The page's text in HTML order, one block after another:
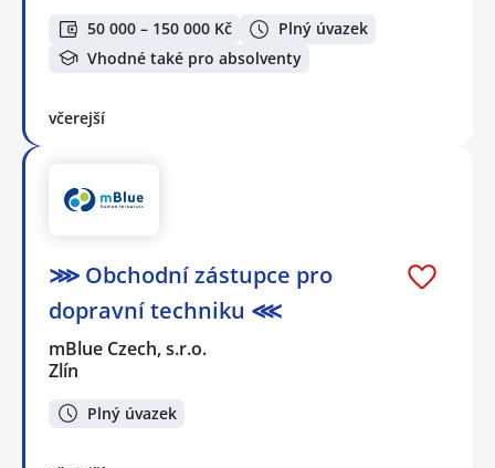
50 000 – 150 000 Kč
Plný úvazek
Vhodné také pro absolventy
včerejší
⋙ Obchodní zástupce pro
dopravní techniku ⋘
mBlue Czech, s.r.o.
Zlín
Plný úvazek